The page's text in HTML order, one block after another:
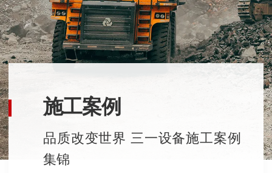
施工案例
品质改变世界 三一设备施工案例
集锦